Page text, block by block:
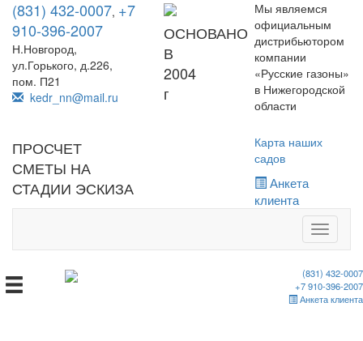
(831) 432-0007, +7
910-396-2007
Н.Новгород,
ул.Горького, д.226,
пом. П21
kedr_nn@mail.ru
ПРОСЧЕТ
СМЕТЫ НА
СТАДИИ ЭСКИЗА
ОСНОВАНО
В
2004
г
Мы являемся
официальным
дистрибьютором
компании
«Русские газоны»
в Нижегородской
области
Карта наших
садов
Анкета
клиента
Toggle
(831) 432-0007
+7 910-396-2007
Анкета клиента